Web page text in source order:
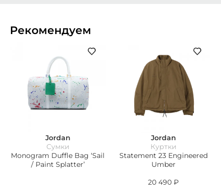
Рекомендуем
Jordan
Сумки
Monogram Duffle Bag ‘Sail
/ Paint Splatter’
Jordan
Куртки
Statement 23 Engineered
Umber
20 490 ₽